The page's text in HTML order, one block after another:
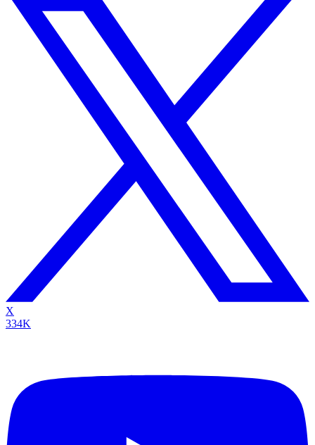
X
334K